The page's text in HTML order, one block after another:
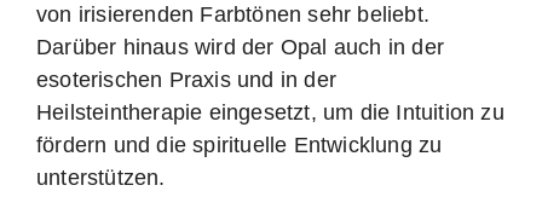
von irisierenden Farbtönen sehr beliebt.
Darüber hinaus wird der Opal auch in der
esoterischen Praxis und in der
Heilsteintherapie eingesetzt, um die Intuition zu
fördern und die spirituelle Entwicklung zu
unterstützen.